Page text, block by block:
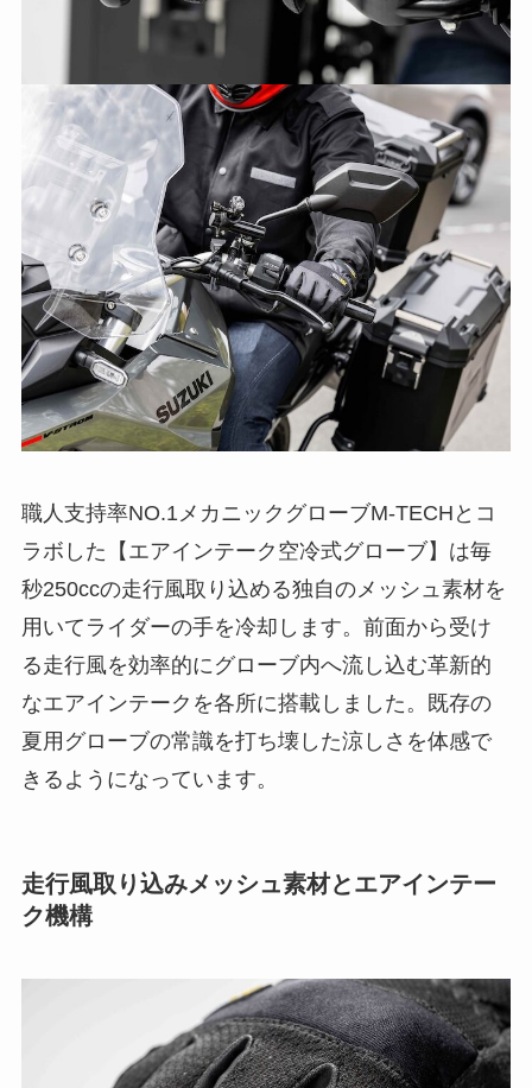
職人支持率NO.1メカニックグローブM-TECHとコ
ラボした【エアインテーク空冷式グローブ】は毎
秒250ccの走行風取り込める独自のメッシュ素材を
用いてライダーの手を冷却します。前面から受け
る走行風を効率的にグローブ内へ流し込む革新的
なエアインテークを各所に搭載しました。既存の
夏用グローブの常識を打ち壊した涼しさを体感で
きるようになっています。
走行風取り込みメッシュ素材とエアインテー
ク機構